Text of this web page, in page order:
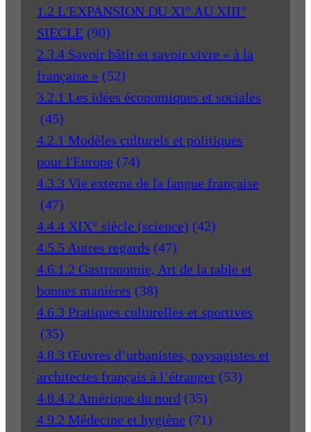
1.2 L'EXPANSION DU XI° AU XIII°
SIECLE (90)
2.3.4 Savoir bâtir et savoir vivre « à la
française » (52)
3.2.1 Les idées économiques et sociales
(45)
4.2.1 Modèles culturels et politiques
pour l'Europe (74)
4.3.3 Vie externe de la langue française
(47)
4.4.4 XIX° siècle (science) (42)
4.5.5 Autres regards (47)
4.6.1.2 Gastronomie, Art de la table et
bonnes manières (38)
4.6.3 Pratiques culturelles et sportives
(35)
4.8.3 Œuvres d’urbanistes, paysagistes et
architectes français à l’étranger (53)
4.8.4.2 Amérique du nord (35)
4.9.2 Médecine et hygiène (71)